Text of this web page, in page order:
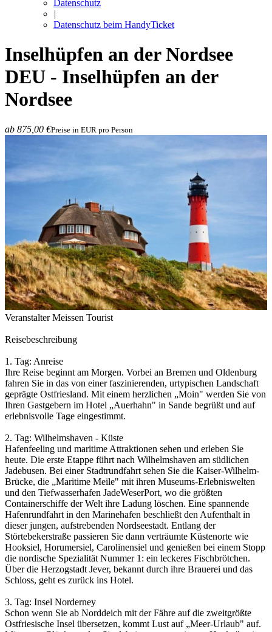
Datenschutz
|
Datenschutz beim HandyTicket
Inselhüpfen an der Nordsee
DEU - Inselhüpfen an der
Nordsee
ab 875,00 €Preise in EUR pro Person
Veranstalter Meissen Tourist
Reisebeschreibung
1. Tag: Anreise
Ihre Reise beginnt am Morgen. Vorbei an Bremen und Oldenburg
fahren Sie in das von einer faszinierenden, urtypischen Landschaft
geprägte Ostfriesland. Mit einem herzlichen „Moin" werden Sie von
Ihren Gastgebern im Hotel „Auerhahn" in Sande begrüßt und auf
erlebnisvolle Tage eingestimmt.
2. Tag: Wilhelmshaven - Küste
Hafenfeeling und maritime Attraktionen sehen und erleben Sie
heute. Die erste Etappe führt nach Wilhelmshaven am südlichen
Jadebusen. Bei einer Stadtrundfahrt sehen Sie die Kaiser-Wilhelm-
Brücke, die „Maritime Meile" mit ihren Museums-Erlebniswelten
und den Tiefwasserhafen JadeWeserPort, wo die größten
Containerschiffe der Welt ihre Ladung löschen. Eine spannende
Hafenrundfahrt in den Marinehafen beschließt den Aufenthalt in
dieser jungen, aufstrebenden Nordseestadt. Entlang der
Störtebekerstraße passieren Sie dann verträumte Küstenorte wie
Hooksiel, Horumersiel, Carolinensiel und genießen bei einem Stopp
die nordische Spezialität Nummer 1: ein leckeres Fischbrötchen.
Über die Herzogstadt Jever, bekannt durch ihre Brauerei und das
Schloss, geht es zurück ins Hotel.
3. Tag: Insel Norderney
Schon wenn Sie ab Norddeich mit der Fähre auf die zweitgrößte
Ostfriesische Insel übersetzen, kommt Lust auf „Meer-Urlaub" auf.